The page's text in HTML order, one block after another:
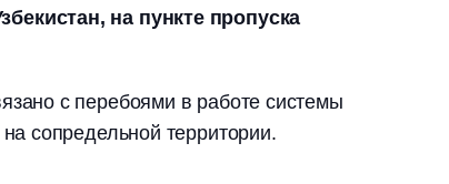
на пункте пропуска
с перебоями в работе системы
сопредельной территории.